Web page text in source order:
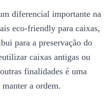
diferencial importante na
eco-friendly para caixas,
para a preservação do
caixas antigas ou
finalidades é uma
a ordem.